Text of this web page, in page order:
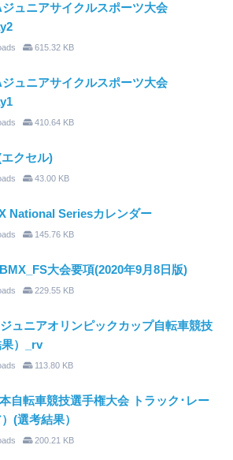
ュニアサイクルスポーツ大会
615.32 KB
ュニアサイクルスポーツ大会
410.64 KB
クセル)
43.00 KB
National Seriesカレンダー
145.76 KB
大会要項(2020年9月8日版)
229.55 KB
ュニアオリンピックカップ自転車競技
）_rv
113.80 KB
自転車競技選手権大会 トラック･レー
(選考結果）
200.21 KB